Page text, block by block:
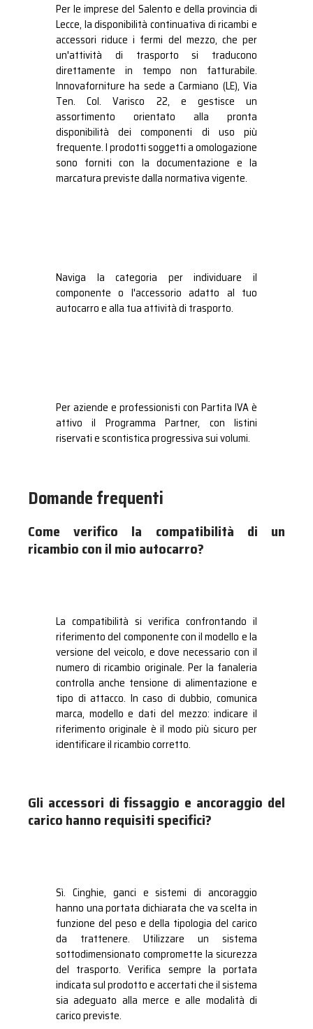
Per le imprese del Salento e della provincia di
Lecce, la disponibilità continuativa di ricambi e
accessori riduce i fermi del mezzo, che per
un'attività di trasporto si traducono
direttamente in tempo non fatturabile.
Innovaforniture ha sede a Carmiano (LE), Via
Ten. Col. Varisco 22, e gestisce un
assortimento orientato alla pronta
disponibilità dei componenti di uso più
frequente. I prodotti soggetti a omologazione
sono forniti con la documentazione e la
marcatura previste dalla normativa vigente.
Naviga la categoria per individuare il
componente o l'accessorio adatto al tuo
autocarro e alla tua attività di trasporto.
Per aziende e professionisti con Partita IVA è
attivo il Programma Partner, con listini
riservati e scontistica progressiva sui volumi.
Domande frequenti
Come verifico la compatibilità di un
ricambio con il mio autocarro?
La compatibilità si verifica confrontando il
riferimento del componente con il modello e la
versione del veicolo, e dove necessario con il
numero di ricambio originale. Per la fanaleria
controlla anche tensione di alimentazione e
tipo di attacco. In caso di dubbio, comunica
marca, modello e dati del mezzo: indicare il
riferimento originale è il modo più sicuro per
identificare il ricambio corretto.
Gli accessori di fissaggio e ancoraggio del
carico hanno requisiti specifici?
Sì. Cinghie, ganci e sistemi di ancoraggio
hanno una portata dichiarata che va scelta in
funzione del peso e della tipologia del carico
da trattenere. Utilizzare un sistema
sottodimensionato compromette la sicurezza
del trasporto. Verifica sempre la portata
indicata sul prodotto e accertati che il sistema
sia adeguato alla merce e alle modalità di
carico previste.